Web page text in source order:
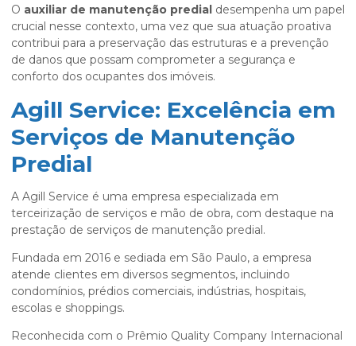
O auxiliar de manutenção predial desempenha um papel
crucial nesse contexto, uma vez que sua atuação proativa
contribui para a preservação das estruturas e a prevenção
de danos que possam comprometer a segurança e
conforto dos ocupantes dos imóveis.
Agill Service: Excelência em
Serviços de Manutenção
Predial
A Agill Service é uma empresa especializada em
terceirização de serviços e mão de obra, com destaque na
prestação de serviços de manutenção predial.
Fundada em 2016 e sediada em São Paulo, a empresa
atende clientes em diversos segmentos, incluindo
condomínios, prédios comerciais, indústrias, hospitais,
escolas e shoppings.
Reconhecida com o Prêmio Quality Company Internacional